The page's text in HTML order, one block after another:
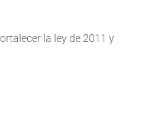
la ley de 2011 y